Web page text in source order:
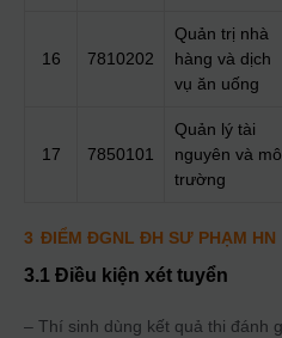
16 7810202
Quản trị nhà
hàng và dịch
vụ ăn uống
17 7850101
Quản lý tài
nguyên và
trường
3 ĐIỂM ĐGNL ĐH SƯ PHẠM HN
3.1 Điều kiện xét tuyển
– Thí sinh dùng kết quả thi đánh